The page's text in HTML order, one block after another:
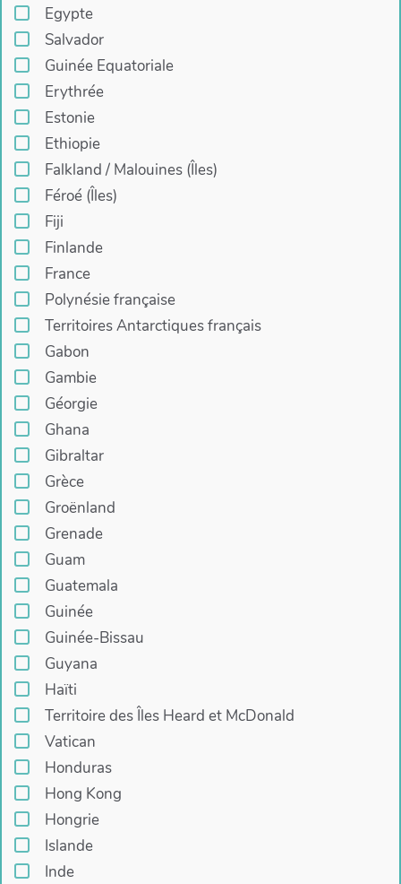
Egypte
Salvador
Guinée Equatoriale
Erythrée
Estonie
Ethiopie
Falkland / Malouines (Îles)
Féroé (Îles)
Fiji
Finlande
France
Polynésie française
Territoires Antarctiques français
Gabon
Gambie
Géorgie
Ghana
Gibraltar
Grèce
Groënland
Grenade
Guam
Guatemala
Guinée
Guinée-Bissau
Guyana
Haïti
Territoire des Îles Heard et McDonald
Vatican
Honduras
Hong Kong
Hongrie
Islande
Inde